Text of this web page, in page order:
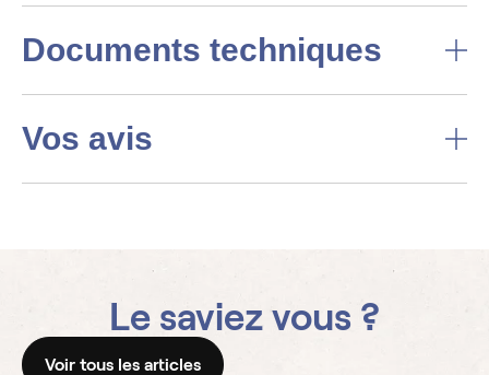
Documents techniques
Vos avis
Le saviez vous ?
Voir tous les articles